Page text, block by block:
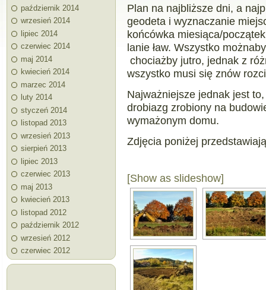
październik 2014
wrzesień 2014
lipiec 2014
czerwiec 2014
maj 2014
kwiecień 2014
marzec 2014
luty 2014
styczeń 2014
listopad 2013
wrzesień 2013
sierpień 2013
lipiec 2013
czerwiec 2013
maj 2013
kwiecień 2013
listopad 2012
październik 2012
wrzesień 2012
czerwiec 2012
Plan na najbliższe dni, a
geodeta i wyznaczanie
końcówka miesiąca/
lanie ław. Wszystko
chociażby jutro, jednak z
wszystko musi się znów
Najważniejsze jednak jest
drobiazg zrobiony na
wymażonym domu.
Zdjęcia poniżej
[Show as slideshow]